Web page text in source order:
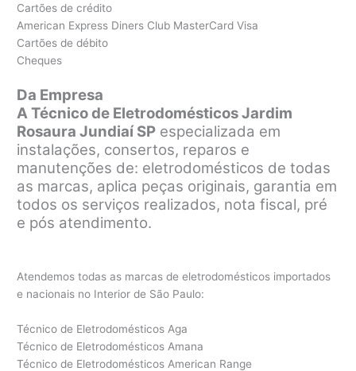
Cartões de crédito
American Express Diners Club MasterCard Visa
Cartões de débito
Cheques
Da Empresa
A Técnico de Eletrodomésticos Jardim
Rosaura Jundiaí SP especializada em
instalações, consertos, reparos e
manutenções de: eletrodomésticos de todas
as marcas, aplica peças originais, garantia em
todos os serviços realizados, nota fiscal, pré
e pós atendimento.
Atendemos todas as marcas de eletrodomésticos importados
e nacionais no Interior de São Paulo:
Técnico de Eletrodomésticos Aga
Técnico de Eletrodomésticos Amana
Técnico de Eletrodomésticos American Range